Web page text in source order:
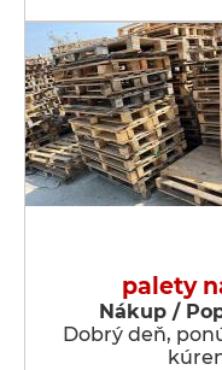
palety
Nákup /
Dobrý deň,